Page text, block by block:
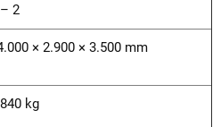
2
× 2.900 × 3.500 mm
kg